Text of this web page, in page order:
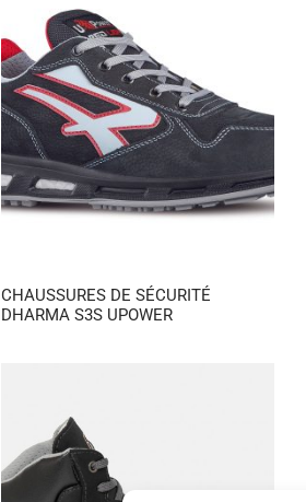
CHAUSSURES DE SÉCURITÉ
DHARMA S3S UPOWER